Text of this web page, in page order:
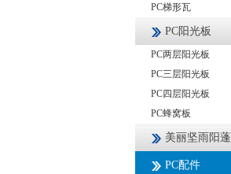
PC梯形瓦
PC阳光板
PC两层阳光板
PC三层阳光板
PC四层阳光板
PC蜂窝板
美丽坚雨阳蓬
PC配件